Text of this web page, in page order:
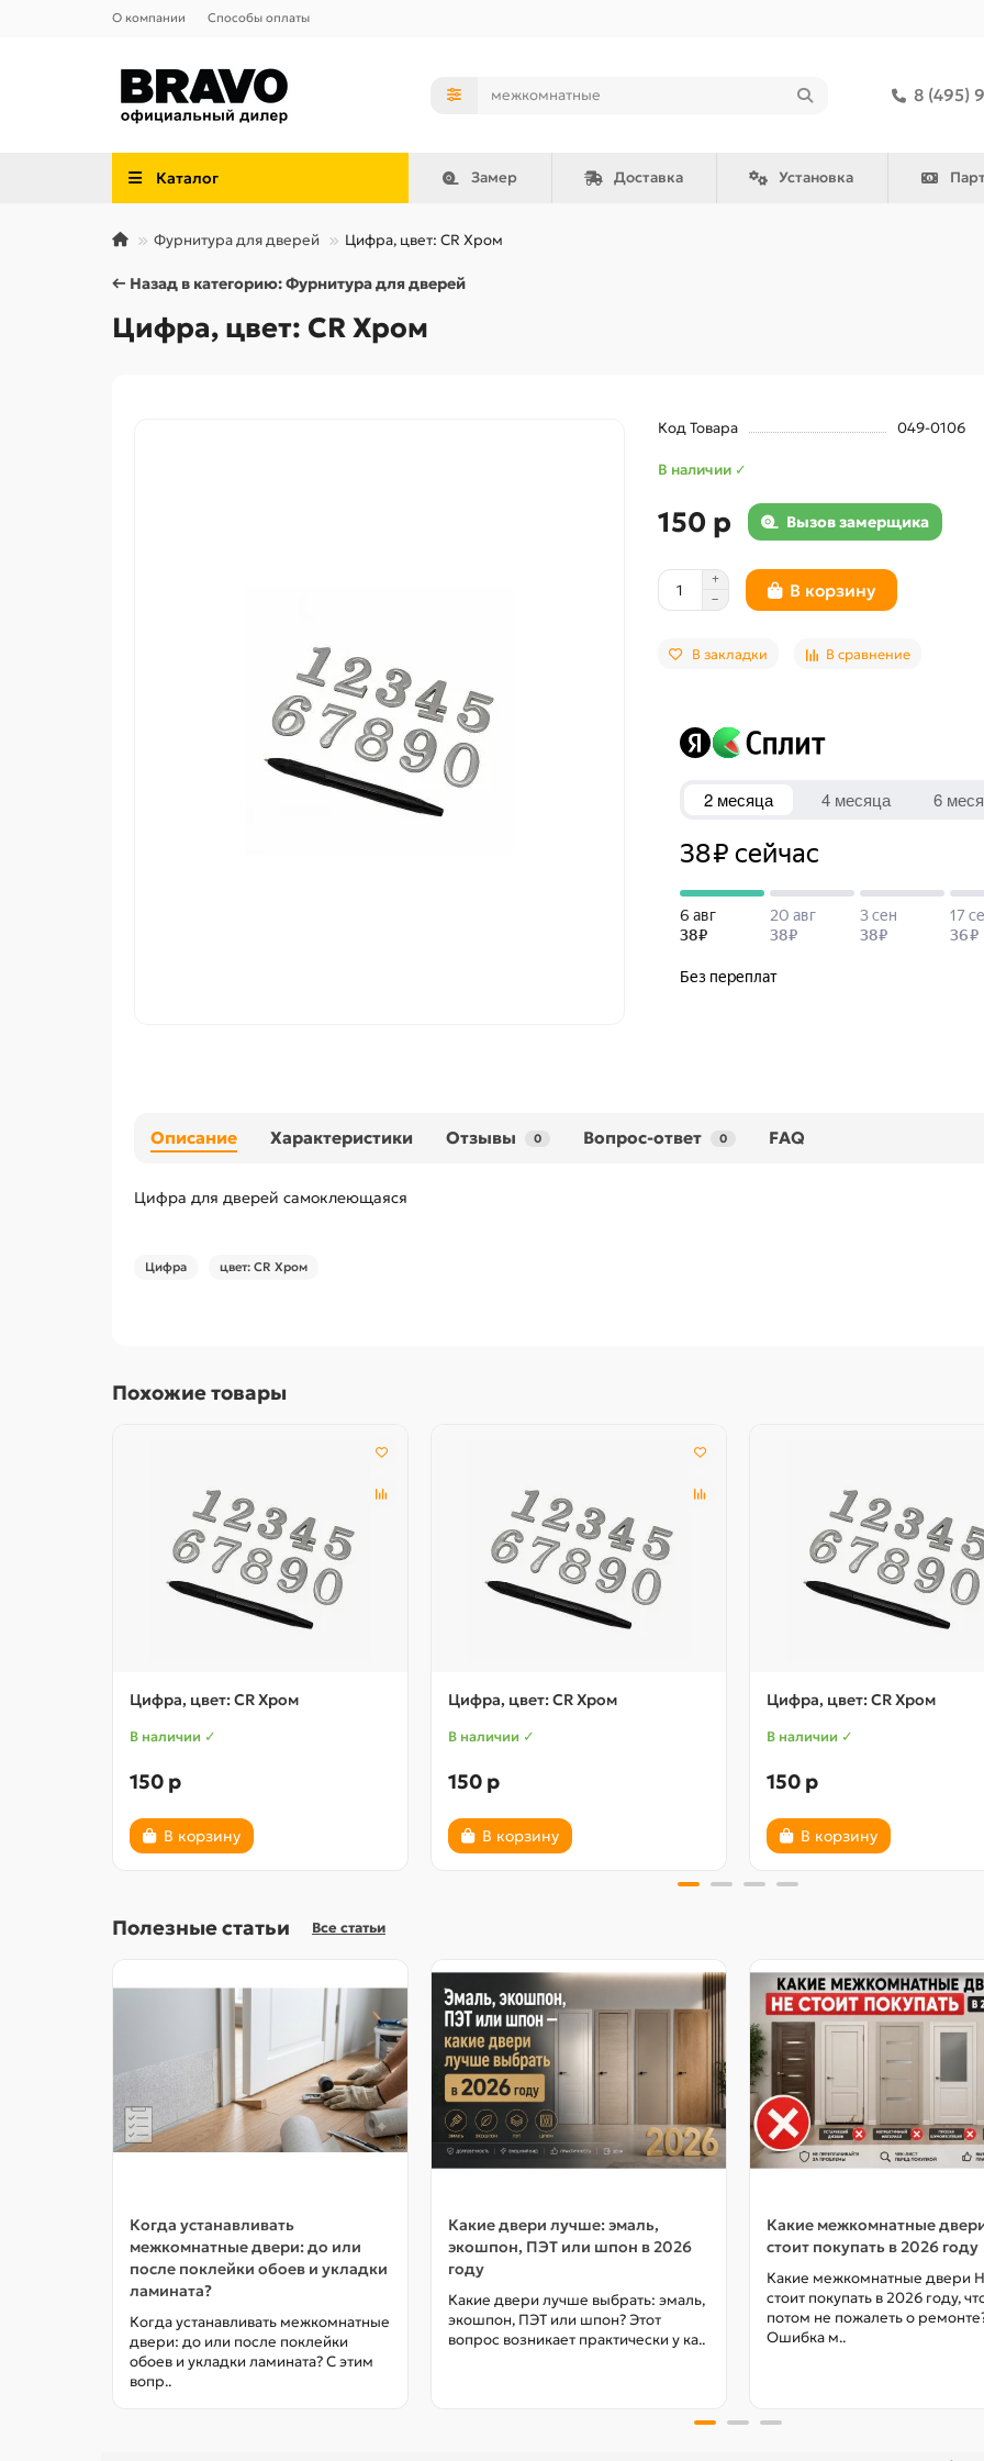
О компании Способы оплаты
8 (495)
Каталог Замер Доставка Установка
Фурнитура для дверей Цифра, цвет: CR Хром
← Назад в категорию: Фурнитура для дверей
Цифра, цвет: CR Хром
Код Товара 049-0106
В наличии ✓
150 р Вызов замерщика
В корзину
В закладки В сравнение
Описание Характеристики Отзывы 0 Вопрос-ответ 0 FAQ
Цифра для дверей самоклеющаяся
Цифра цвет: CR Хром
Похожие товары
Цифра, цвет: CR Хром
В наличии ✓
150 р
В корзину
Цифра, цвет: CR Хром
В наличии ✓
150 р
В корзину
Цифра, цвет: CR Хром
В наличии ✓
150 р
В корзину
Полезные статьи Все статьи
Когда устанавливать
межкомнатные двери: до или
после поклейки обоев и укладки
ламината?
Когда устанавливать межкомнатные
двери: до или после поклейки
обоев и укладки ламината? С этим
вопр..
Какие двери лучше: эмаль,
экошпон, ПЭТ или шпон в 2026
году
Какие двери лучше выбрать: эмаль,
экошпон, ПЭТ или шпон? Этот
вопрос возникает практически у ка..
Какие межкомнатные
стоит покупать в 2026 году
Какие межкомнатные двери
стоит покупать в 2026 году,
потом не пожалеть о
Ошибка м..